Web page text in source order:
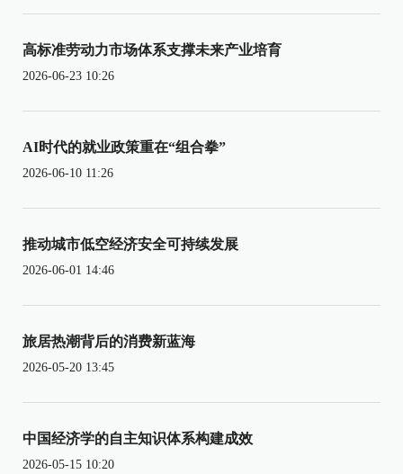
高标准劳动力市场体系支撑未来产业培育
2026-06-23 10:26
AI时代的就业政策重在“组合拳”
2026-06-10 11:26
推动城市低空经济安全可持续发展
2026-06-01 14:46
旅居热潮背后的消费新蓝海
2026-05-20 13:45
中国经济学的自主知识体系构建成效
2026-05-15 10:20